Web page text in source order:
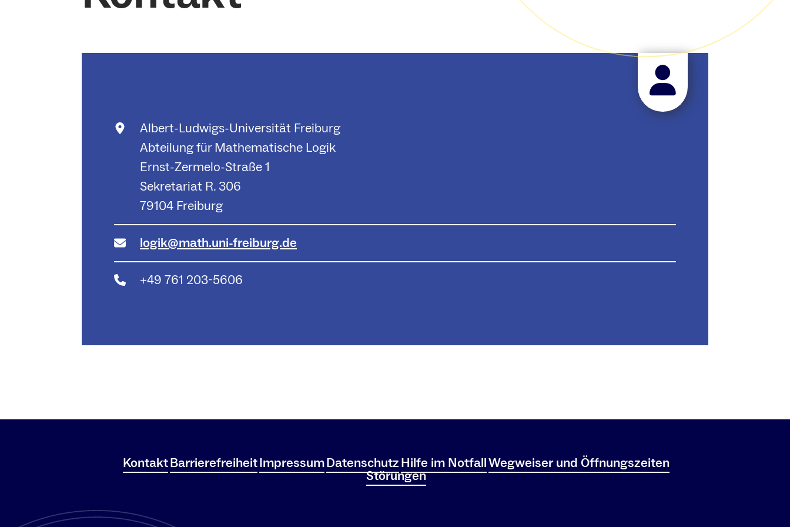
Albert-Ludwigs-Universität Freiburg
Abteilung für Mathematische Logik
Ernst-Zermelo-Straße 1
Sekretariat R. 306
79104 Freiburg
logik@math.uni-freiburg.de
+49 761 203-5606
KontaktBarrierefreiheitImpressumDatenschutzHilfe im NotfallWegweiser und Öffnungszeiten
Störungen